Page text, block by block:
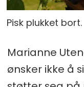
Pisk plukket bort.
Marianne
ønsker ikke å